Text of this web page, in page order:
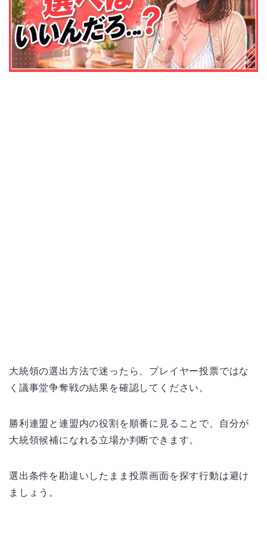
大統領の選出方法で迷ったら、プレイヤー投票ではな
く議事堂争奪戦の結果を確認してください。
勝利連盟と連盟内の役割を順番に見ることで、自分が
大統領候補になれる立場か判断できます。
選出条件を勘違いしたまま投票画面を探す行動は避け
ましょう。